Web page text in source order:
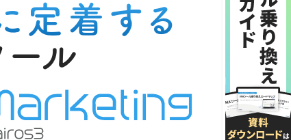
定着する
ル